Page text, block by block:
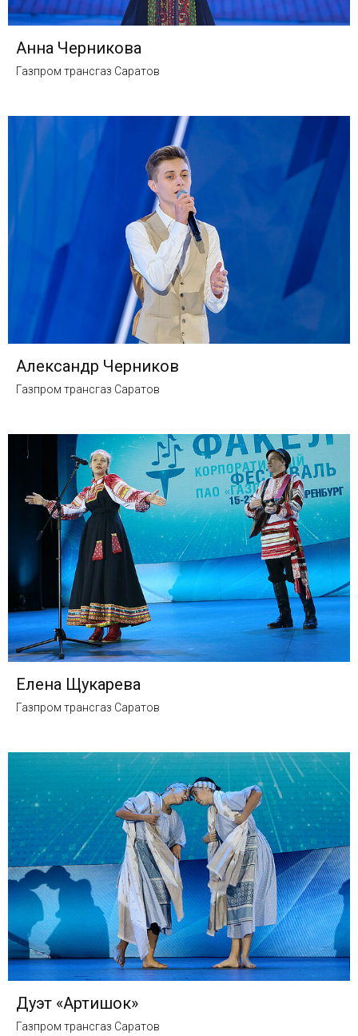
Анна Черникова
Газпром трансгаз Саратов
Александр Черников
Газпром трансгаз Саратов
Елена Щукарева
Газпром трансгаз Саратов
Дуэт «Артишок»
Газпром трансгаз Саратов